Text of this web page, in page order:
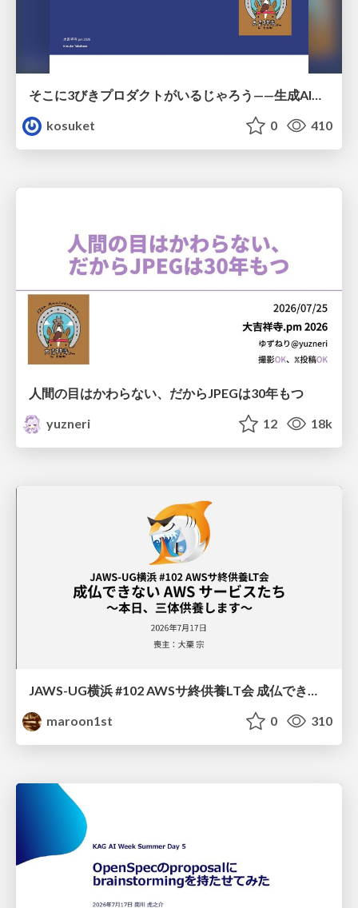
そこに3びきプロダクトがいるじゃろう——生成AI時代における“価値が届かない理由”の構造
kosuket
0 410
人間の目はかわらない、だからJPEGは30年もつ
yuzneri
12 18k
JAWS-UG横浜 #102 AWSサ終供養LT会 成仏できない AWS サービスたち 〜本日、三体供養します〜
maroon1st
0 310